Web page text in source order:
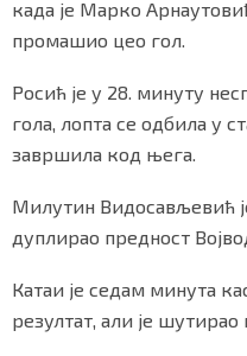
када је Марко
промашио цео гол.
Росић је у 28. минуту
гола, лопта се одбила у
завршила код њега.
Милутин Видосављевић
дуплирао предност
Катаи је седам минута
резултат, али је шутирао